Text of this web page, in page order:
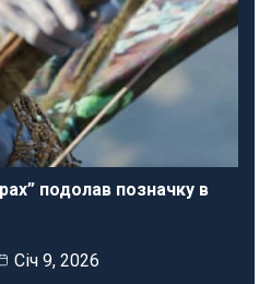
подолав позначку в
Січ 9, 2026